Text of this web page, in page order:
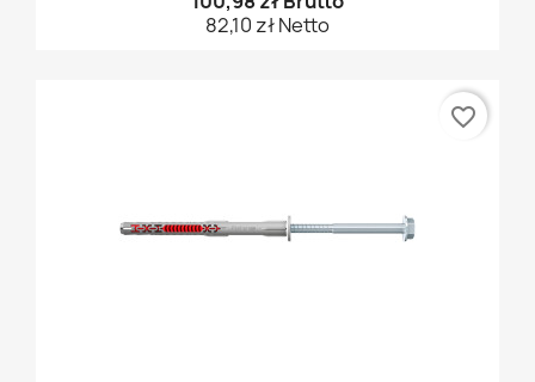
82,10 zł Netto
favorite_border